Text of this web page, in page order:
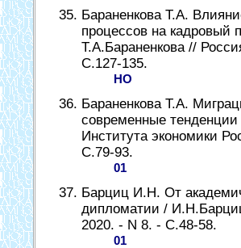
Бараненкова Т.А.
процессов на кадровый
Т.А.Бараненкова //
С.127-135.
НО
Бараненкова Т.А.
современные
Института экономики
С.79-93.
01
Барциц И.Н. От
дипломатии /
2020. - N 8. - С.48-58.
01